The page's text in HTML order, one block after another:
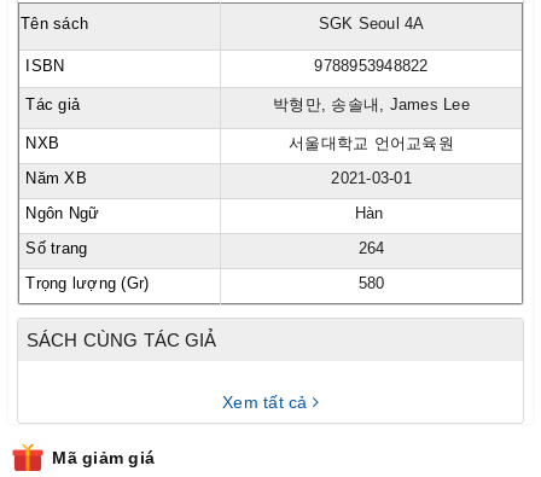
Tên sách SGK Seoul 4A
ISBN 9788953948822
Tác giả 박형만, 송솔내, James Lee
NXB
서울대학교 언어교육원
Năm XB
2021-03-01
Ngôn Ngữ
Hàn
Số trang
264
Trọng lượng (Gr)
580
SÁCH CÙNG TÁC GIẢ
Xem tất cả
Mã giảm giá